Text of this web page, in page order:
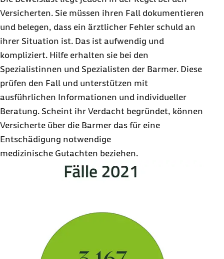
Versicherten. Sie müssen ihren Fall dokumentieren
und belegen, dass ein ärztlicher Fehler schuld an
ihrer Situation ist. Das ist aufwendig und
kompliziert. Hilfe erhalten sie bei den
Spezialistinnen und Spezialisten der Barmer. Diese
prüfen den Fall und unterstützen mit
ausführlichen Informationen und individueller
Beratung. Scheint ihr Verdacht begründet, können
Versicherte über die Barmer das für eine
Entschädigung notwendige
medizinische Gutachten beziehen.